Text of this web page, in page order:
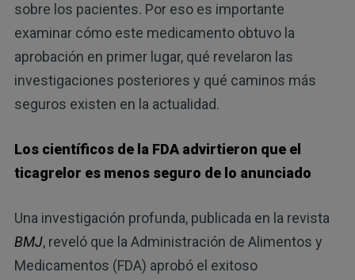
sobre los pacientes. Por eso es importante
examinar cómo este medicamento obtuvo la
aprobación en primer lugar, qué revelaron las
investigaciones posteriores y qué caminos más
seguros existen en la actualidad.
Los científicos de la FDA advirtieron que el
ticagrelor es menos seguro de lo anunciado
Una investigación profunda, publicada en la revista
BMJ, reveló que la Administración de Alimentos y
Medicamentos (FDA) aprobó el exitoso